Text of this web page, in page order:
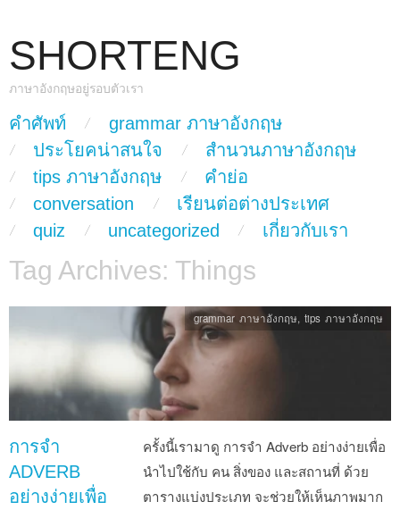
SHORTENG
ภาษาอังกฤษอยู่รอบตัวเรา
Main Menu
skip to content
คำศัพท์
grammar ภาษาอังกฤษ
ประโยคน่าสนใจ
สำนวนภาษาอังกฤษ
tips ภาษาอังกฤษ
คำย่อ
conversation
เรียนต่อต่างประเทศ
quiz
uncategorized เกี่ยวกับเรา
Tag Archives: Things
การจำ
ADVERB
อย่างง่ายเพื่อ
ครั้งนี้เรามาดู การจำ Adverb อย่างง่ายเพื่อ
นำไปใช้กับ คน สิ่งของ และสถานที่ ด้วย
ตารางแบ่งประเภท จะช่วยให้เห็นภาพมาก
grammar ภาษาอังกฤษ, tips ภาษาอังกฤษ